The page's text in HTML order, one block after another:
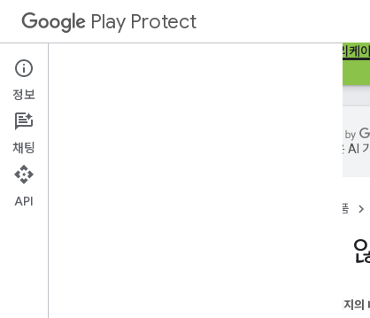
Play Protect
잠재적으로 위험한 애플리케
잠재적으로 위험한 애플리케이션
멀웨어
Google은 AI
제품
원치
이 페이지의
정보
채팅
API